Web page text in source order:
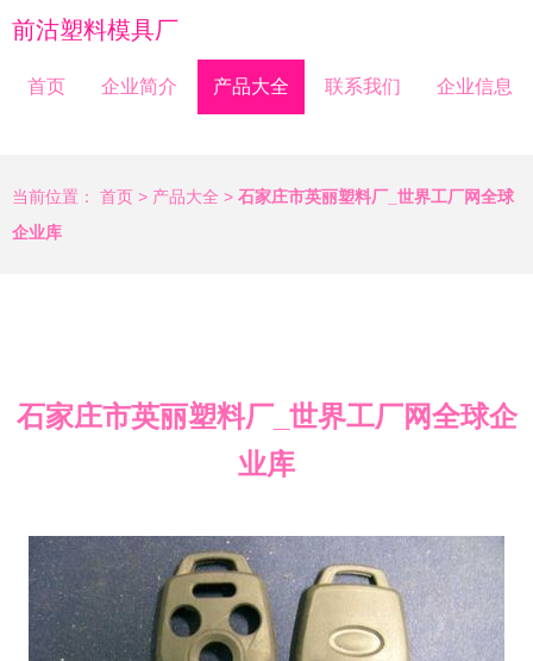
前沽塑料模具厂
首页 企业简介 产品大全 联系我们 企业信息
当前位置： 首页 > 产品大全 > 石家庄市英丽塑料厂_世界工厂网全球
企业库
石家庄市英丽塑料厂_世界工厂网全球企
业库